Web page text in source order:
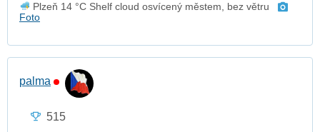
Plzeň 14 °C Shelf cloud osvícený městem, bez větru
Foto
palma
515